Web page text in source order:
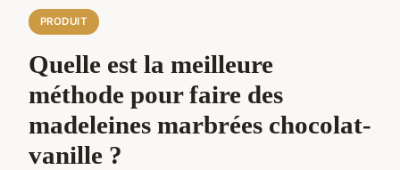
PRODUIT
Quelle est la meilleure
méthode pour faire des
madeleines marbrées chocolat-
vanille ?